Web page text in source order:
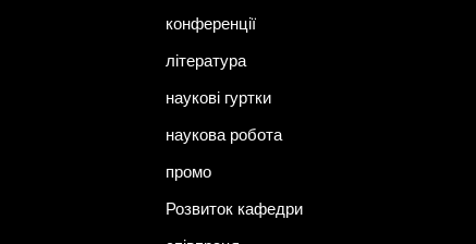
конференції
література
наукові гуртки
наукова робота
промо
Розвиток кафедри